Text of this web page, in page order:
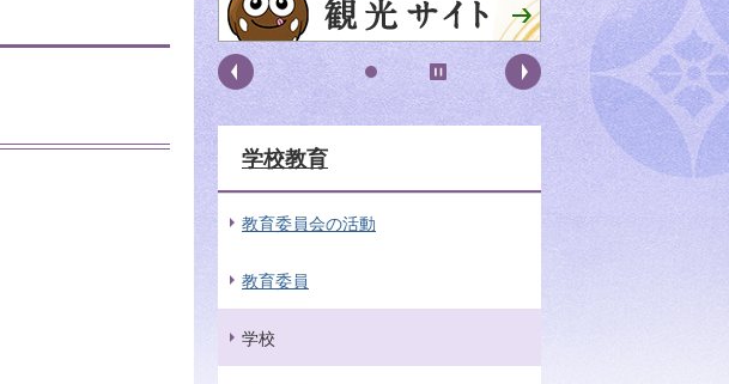
学校教育
教育委員会の活動
教育委員
学校